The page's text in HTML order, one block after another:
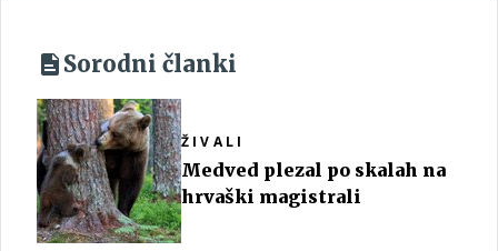
Sorodni članki
ŽIVALI
Medved plezal po skalah na
hrvaški magistrali